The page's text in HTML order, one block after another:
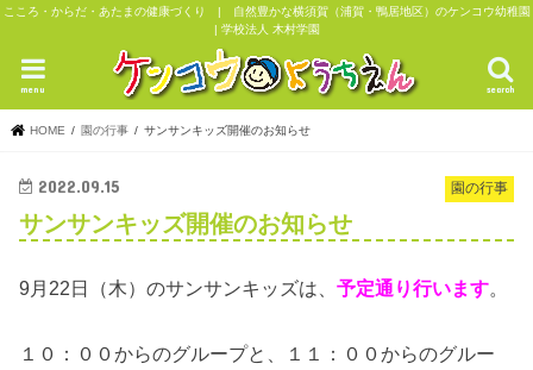
こころ・からだ・あたまの健康づくり | 自然豊かな横須賀（浦賀・鴨居地区）のケンコウ幼稚園
| 学校法人 木村学園
search
menu
HOME 園の行事 サンサンキッズ開催のお知らせ
園の行事
2022.09.15
サンサンキッズ開催のお知らせ
9月22日（木）のサンサンキッズは、予定通り行います。
１０：００からのグループと、１１：００からのグルー